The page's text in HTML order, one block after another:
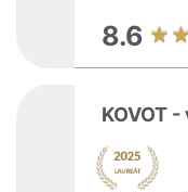
8.6
KOVOT